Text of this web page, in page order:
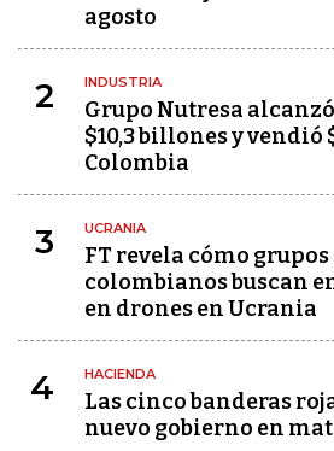
agosto
2 INDUSTRIA
Grupo Nutresa
$10,3 billones y vendió
Colombia
3 UCRANIA
FT revela cómo
colombianos buscan
en drones en Ucrania
4 HACIENDA
Las cinco banderas
nuevo gobierno en